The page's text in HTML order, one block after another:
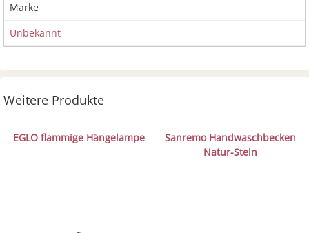
Marke
Unbekannt
Weitere Produkte
EGLO flammige Hängelampe
Sanremo Handwaschbecken
Natur-Stein